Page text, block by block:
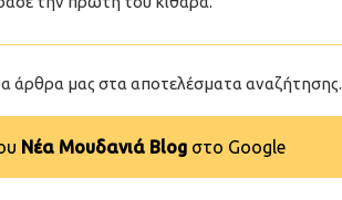
άρθρα μας στα αποτελέσματα αναζήτησης.
Νέα Μουδανιά Blogστo Google